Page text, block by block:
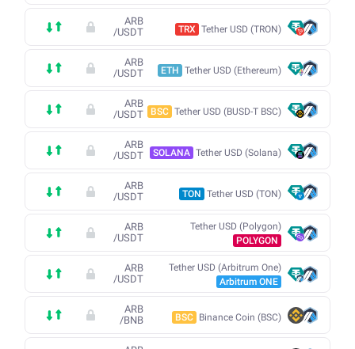
Tether USD (TRON)
TRX
ARB
/USDT
Tether USD (Ethereum)
ETH
ARB
/USDT
Tether USD (BUSD-T BSC)
BSC
ARB
/USDT
Tether USD (Solana)
SOLANA
ARB
/USDT
Tether USD (TON)
TON
ARB
/USDT
Tether USD (Polygon)
POLYGON
ARB
/USDT
Tether USD (Arbitrum One)
Arbitrum ONE
ARB
/USDT
Binance Coin (BSC)
BSC
ARB
/BNB